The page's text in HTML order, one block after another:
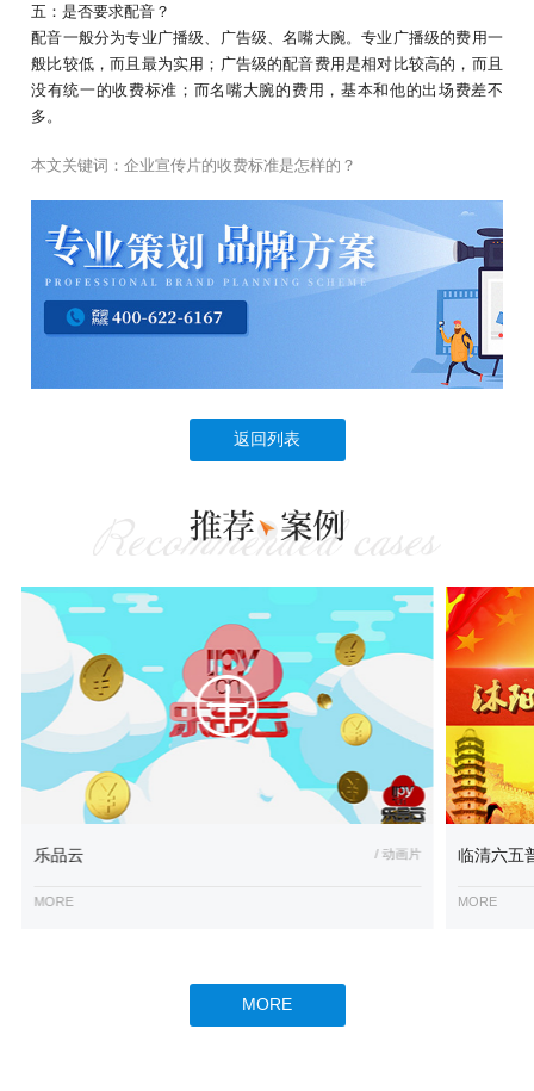
五：是否要求配音？
配音一般分为专业广播级、广告级、名嘴大腕。专业广播级的费用一
般比较低，而且最为实用；广告级的配音费用是相对比较高的，而且
没有统一的收费标准；而名嘴大腕的费用，基本和他的出场费差不
多。
本文关键词：企业宣传片的收费标准是怎样的？
返回列表
乐品云 / 动画片
MORE
临清六五
MORE
MORE